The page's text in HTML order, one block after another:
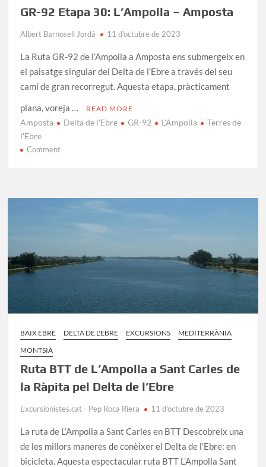
GR-92 Etapa 30: L’Ampolla – Amposta
Albert Barnosell Jordà 11 d'octubre de 2023
La Ruta GR-92 de l’Ampolla a Amposta ens submergeix en
el paisatge singular del Delta de l’Ebre a través del seu
camí de gran recorregut. Aquesta etapa, pràcticament
plana, voreja …
READ MORE
Amposta Delta de l'Ebre GR-92 L'Ampolla
Terres de
l'Ebre
Commenton
30:
BAIX EBRE DELTA DE L'EBRE EXCURSIONS
MEDITERRÀNIA
MONTSIÀ
Ruta BTT de L’Ampolla a Sant Carles de
la Ràpita pel Delta de l’Ebre
Excursionistes.cat - Pep Roca Riera 11 d'octubre de 2023
La ruta de L’Ampolla a Sant Carles en BTT Descobreix una
de les millors maneres de conèixer el Delta de l’Ebre: en
bicicleta. Aquesta espectacular ruta BTT L’Ampolla Sant